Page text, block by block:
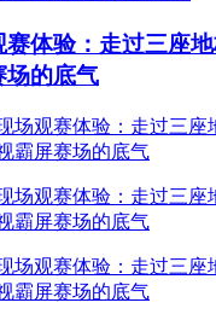
体验：走过三座
场的底气